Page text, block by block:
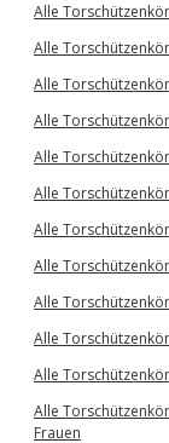
Alle
Alle
Alle
Alle
Alle
Alle
Alle
Alle
Alle
Alle
Alle
Alle
Frauen